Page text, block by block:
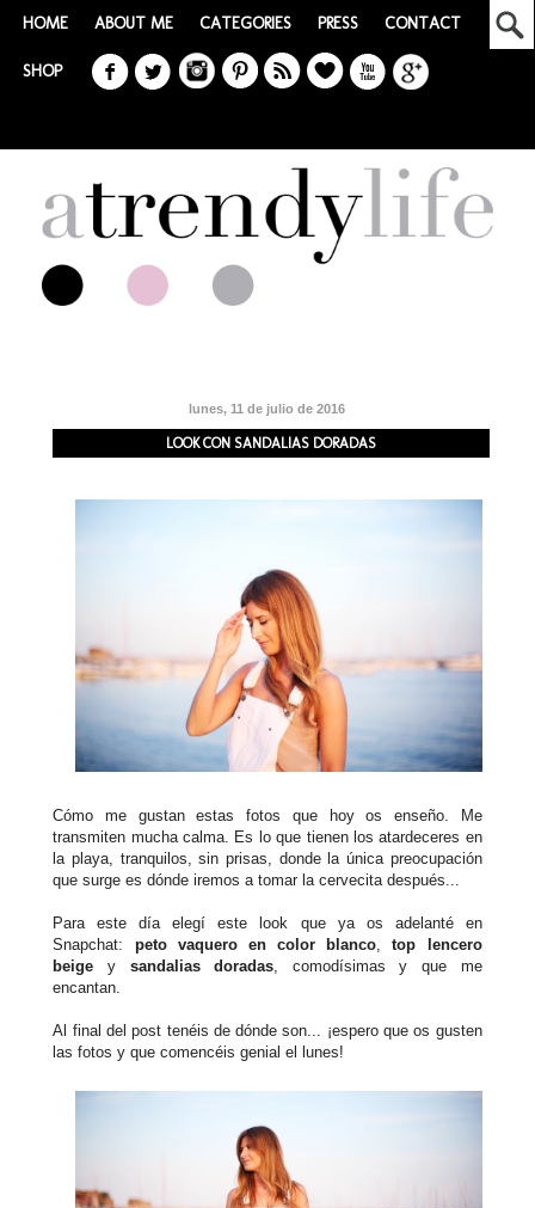
HOME ABOUT ME CATEGORIES PRESS CONTACT
SHOP
lunes, 11 de julio de 2016
LOOK CON SANDALIAS DORADAS
Cómo me gustan estas fotos que hoy os enseño. Me
transmiten mucha calma. Es lo que tienen los atardeceres en
la playa, tranquilos, sin prisas, donde la única preocupación
que surge es dónde iremos a tomar la cervecita después...
Para este día elegí este look que ya os adelanté en
Snapchat: peto vaquero en color blanco ,top lencero
beige y sandalias doradas , comodísimas y que me
encantan.
Al final del post tenéis de dónde son... ¡espero que os gusten
las fotos y que comencéis genial el lunes!